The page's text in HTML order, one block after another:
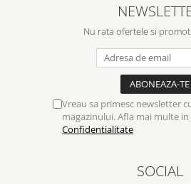
Nu rata ofertele si
Vreau sa primesc newsletter
magazinului. Afla mai multe in
Confidentialitate
SOCIAL